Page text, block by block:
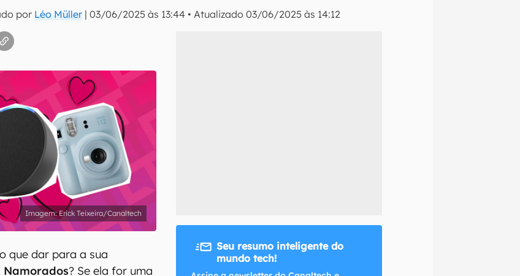
por Léo Müller |03/06/2025 às 13:44 •Atualizado03/06/2025 às 14:12
inscreva-se
e concordo com os Termos de Uso e Política de Privacidade do Canaltech.
Erick Teixeira/Canaltech
que dar para a sua
Namorados? Se ela for uma
Seu resumo inteligente do
mundo tech!